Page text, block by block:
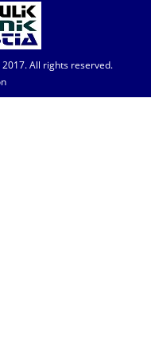
All rights reserved.